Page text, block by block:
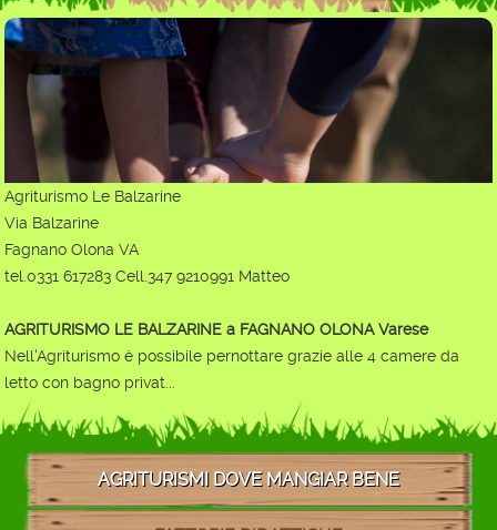
Agriturismo Le Balzarine
Via Balzarine
Fagnano Olona VA
tel.0331 617283 Cell.347 9210991 Matteo
AGRITURISMO LE BALZARINE a FAGNANO OLONA Varese
Nell'Agriturismo è possibile pernottare grazie alle 4 camere da
letto con bagno privat...
AGRITURISMI DOVE MANGIAR BENE